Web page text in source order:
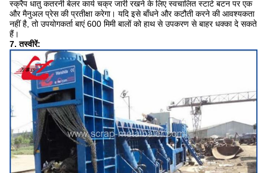
स्क्रैप धातु कतरनी बेलर कार्य चक्र जारी रखने के लिए स्वचालित स्टार्ट बटन पर एक
और मैनुअल प्रेस की प्रतीक्षा करेगा। यदि इसे बाँधने और कटौती करने की आवश्यकता
नहीं है, तो उपयोगकर्ता बाएं 600 मिमी बालों को हाथ से उपकरण से बाहर धक्का दे सकते
हैं।
7. तस्वीरें: